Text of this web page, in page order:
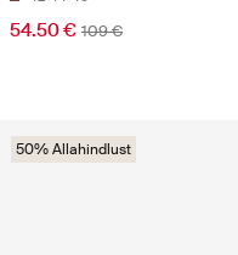
54.50 € 109 €
50% Allahindlust